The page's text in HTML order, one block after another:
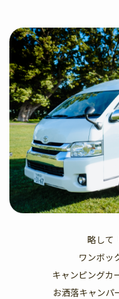
略して
ワンボッ
キャンピングカ
お洒落キャンパ